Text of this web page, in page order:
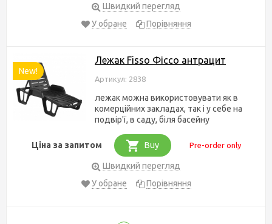
Швидкий перегляд
У обране
Порівняння
New!
Лежак Fisso Фіссо антрацит
Артикул: 2838
лежак можна використовувати як в
комерційних закладах, так і у себе на
подвір'ї, в саду, біля басейну
Ціна за запитом Buy Pre-order only
Швидкий перегляд
У обране
Порівняння